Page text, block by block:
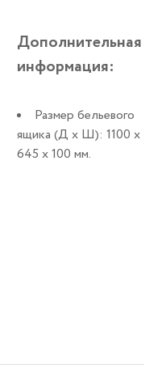
Дополнительная
информация:
Размер бельевого
ящика (Д x Ш): 1100 x
645 x 100 мм.